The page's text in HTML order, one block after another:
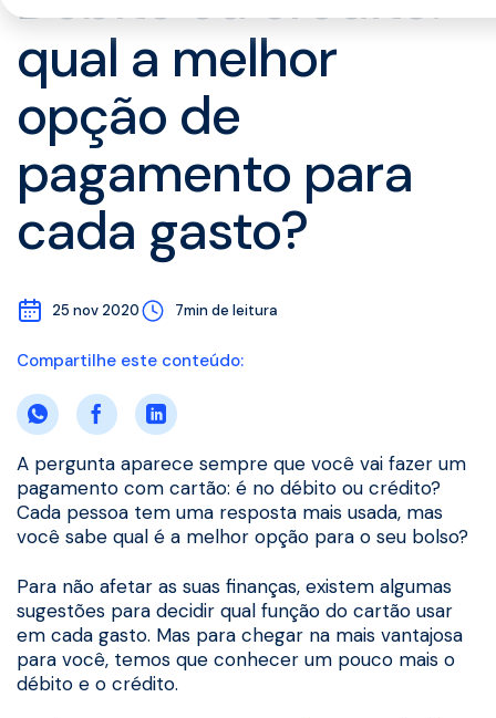
qual a melhor
opção de
pagamento para
cada gasto?
25 nov 2020 7min de leitura
A pergunta aparece sempre que você vai fazer um
pagamento com cartão: é no débito ou crédito?
Cada pessoa tem uma resposta mais usada, mas
você sabe qual é a melhor opção para o seu bolso?
Para não afetar as suas finanças, existem algumas
sugestões para decidir qual função do cartão usar
em cada gasto. Mas para chegar na mais vantajosa
para você, temos que conhecer um pouco mais o
débito e o crédito.
Compartilhe este conteúdo: